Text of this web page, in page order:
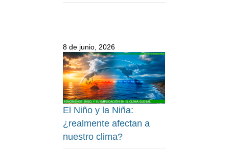
8 de junio, 2026
El Niño y la Niña:
¿realmente afectan a
nuestro clima?